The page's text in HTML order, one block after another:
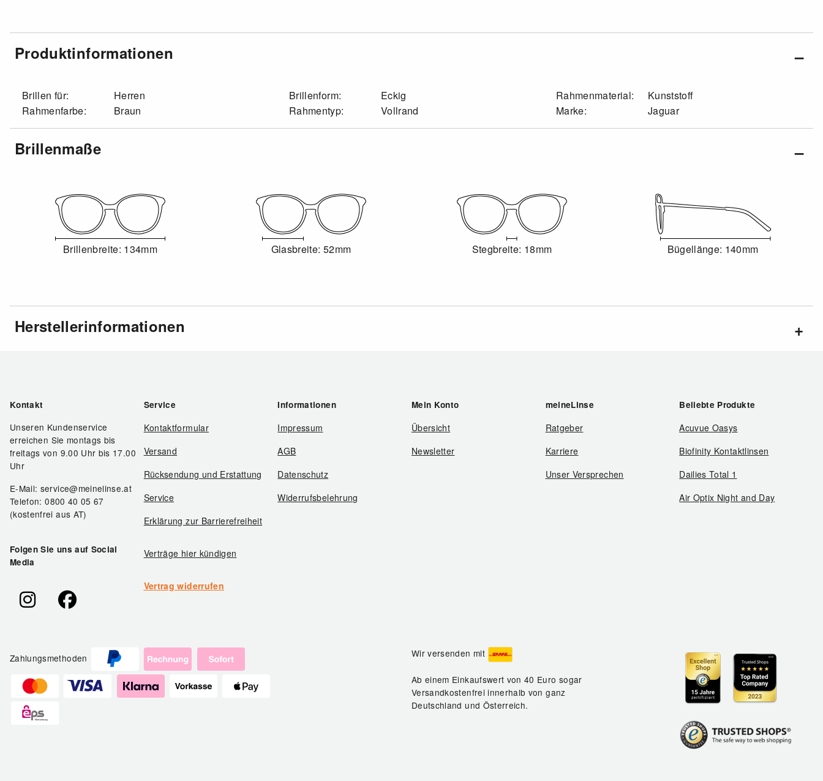
Produktinformationen
Brillen für:
Herren
Rahmenfarbe:
Braun
Brillenform:
Eckig
Rahmentyp:
Vollrand
Rahmenmaterial:
Kunststoff
Marke:
Jaguar
Brillenmaße
Brillenbreite: 134mm Glasbreite: 52mm Stegbreite: 18mm Bügellänge: 140mm
Herstellerinformationen
Kontakt
Unseren Kundenservice
erreichen Sie montags bis
freitags von 9.00 Uhr bis 17.00
Uhr
E-Mail: service@meinelinse.at
Telefon: 0800 40 05 67
(kostenfrei aus AT)
Folgen Sie uns auf Social
Media
Service
Kontaktformular
Versand
Rücksendung und Erstattung
Service
Erklärung zur Barrierefreiheit
Verträge hier kündigen
Vertrag widerrufen
Informationen
Impressum
AGB
Datenschutz
Widerrufsbelehrung
Mein Konto
Übersicht
Newsletter
meineLinse
Ratgeber
Karriere
Unser Versprechen
Beliebte Produkte
Acuvue Oasys
Biofinity Kontaktlinsen
Dailies Total 1
Air Optix Night and Day
Zahlungsmethoden Wir versenden mit
Ab einem Einkaufswert von 40 Euro sogar
Versandkostenfrei innerhalb von ganz
Deutschland und Österreich.